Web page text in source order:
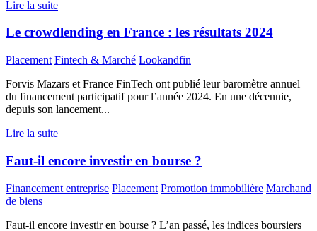
Lire la suite
Le crowdlending en France : les résultats 2024
Placement Fintech & Marché Lookandfin
Forvis Mazars et France FinTech ont publié leur baromètre annuel
du financement participatif pour l’année 2024. En une décennie,
depuis son lancement...
Lire la suite
Faut-il encore investir en bourse ?
Financement entreprise Placement Promotion immobilière Marchand
de biens
Faut-il encore investir en bourse ? L’an passé, les indices boursiers